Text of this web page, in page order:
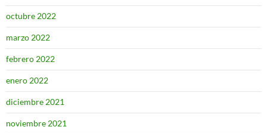
octubre 2022
marzo 2022
febrero 2022
enero 2022
diciembre 2021
noviembre 2021